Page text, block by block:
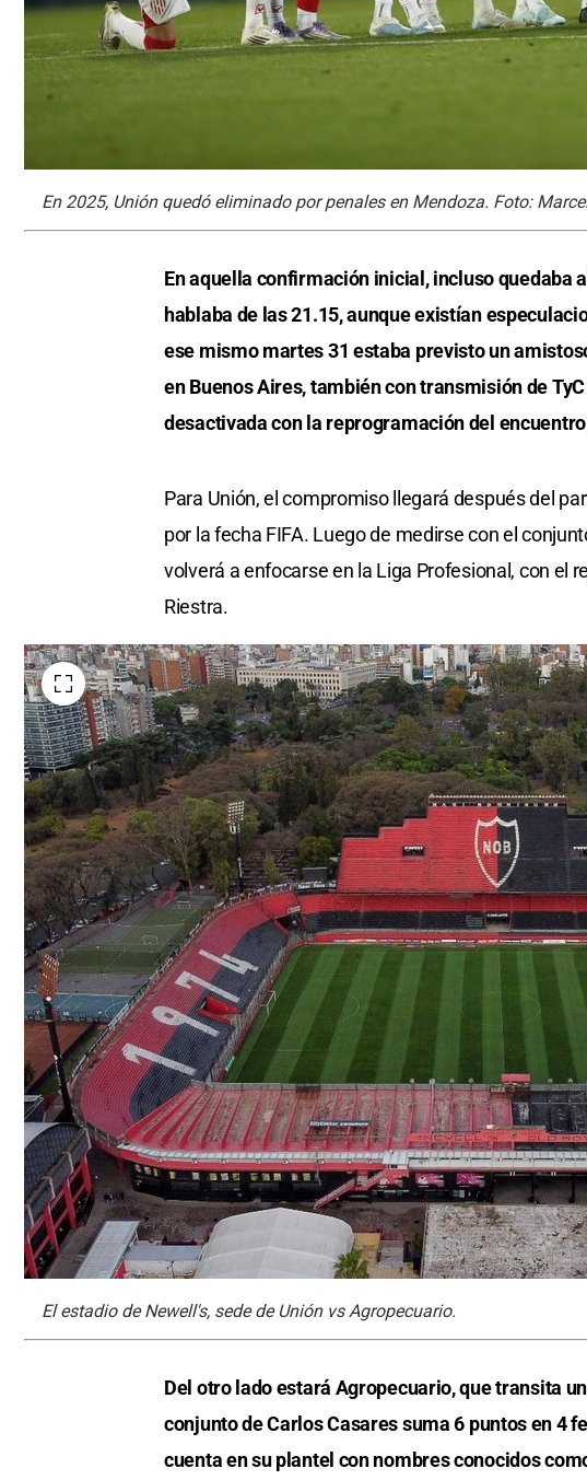
En 2025, Unión quedó eliminado por penales en Mendoza. Foto:
En aquella confirmación inicial, incluso quedaba
hablaba de las 21.15, aunque existían
ese mismo martes 31 estaba previsto un
en Buenos Aires, también con transmisión de
desactivada con la reprogramación del
Para Unión, el compromiso llegará después del
por la fecha FIFA. Luego de medirse con el
volverá a enfocarse en la Liga Profesional, con el
Riestra.
El estadio de Newell's, sede de Unión vs Agropecuario.
Del otro lado estará Agropecuario, que transita
conjunto de Carlos Casares suma 6 puntos en 4
cuenta en su plantel con nombres conocidos